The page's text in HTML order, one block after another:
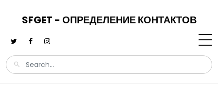
SFGET - ОПРЕДЕЛЕНИЕ КОНТАКТОВ